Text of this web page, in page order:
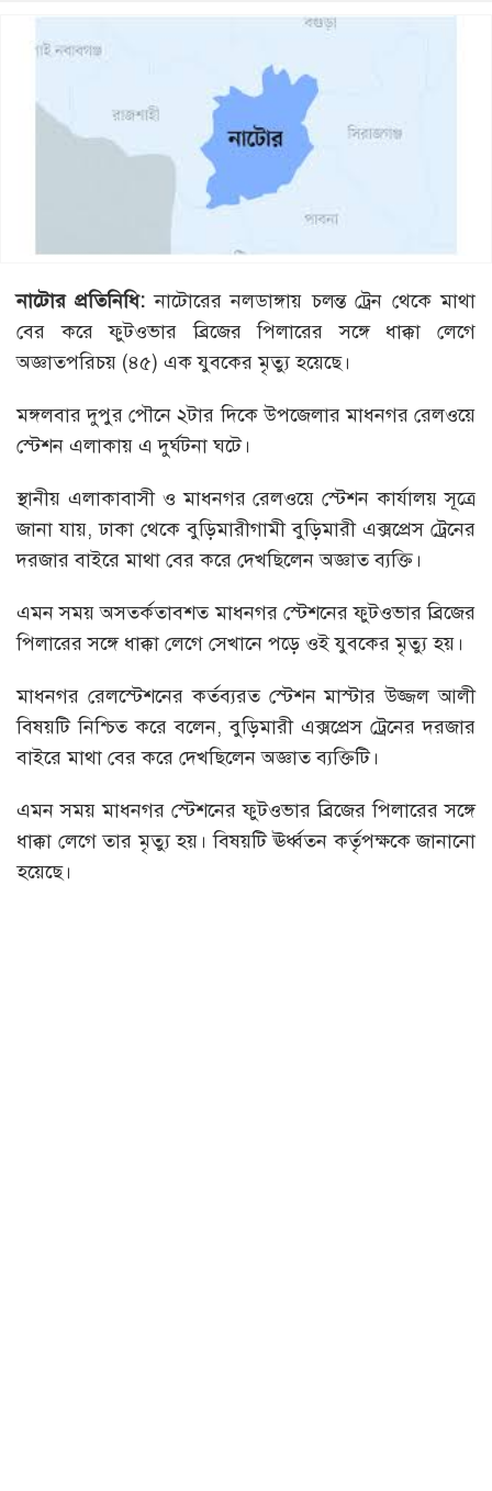
নাটোর প্রতিনিধি: নাটোরের নলডাঙ্গায় চলন্ত ট্রেন থেকে মাথা
বের করে ফুটওভার ব্রিজের পিলারের সঙ্গে ধাক্কা লেগে
অজ্ঞাতপরিচয় (৪৫) এক যুবকের মৃত্যু হয়েছে।
মঙ্গলবার দুপুর পৌনে ২টার দিকে উপজেলার মাধনগর রেলওয়ে
স্টেশন এলাকায় এ দুর্ঘটনা ঘটে।
স্থানীয় এলাকাবাসী ও মাধনগর রেলওয়ে স্টেশন কার্যালয় সূত্রে
জানা যায়, ঢাকা থেকে বুড়িমারীগামী বুড়িমারী এক্সপ্রেস ট্রেনের
দরজার বাইরে মাথা বের করে দেখছিলেন অজ্ঞাত ব্যক্তি।
এমন সময় অসতর্কতাবশত মাধনগর স্টেশনের ফুটওভার ব্রিজের
পিলারের সঙ্গে ধাক্কা লেগে সেখানে পড়ে ওই যুবকের মৃত্যু হয়।
মাধনগর রেলস্টেশনের কর্তব্যরত স্টেশন মাস্টার উজ্জল আলী
বিষয়টি নিশ্চিত করে বলেন, বুড়িমারী এক্সপ্রেস ট্রেনের দরজার
বাইরে মাথা বের করে দেখছিলেন অজ্ঞাত ব্যক্তিটি।
এমন সময় মাধনগর স্টেশনের ফুটওভার ব্রিজের পিলারের সঙ্গে
ধাক্কা লেগে তার মৃত্যু হয়। বিষয়টি ঊর্ধ্বতন কর্তৃপক্ষকে জানানো
হয়েছে।